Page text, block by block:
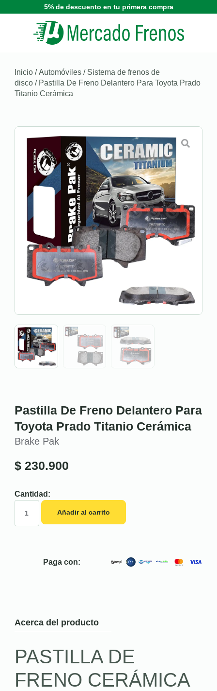
5% de descuento en tu primera compra
Inicio /Automóviles / Sistema de frenos de
disco / Pastilla De Freno Delantero Para Toyota Prado
Titanio Cerámica
Pastilla De Freno Delantero Para
Toyota Prado Titanio Cerámica
Brake Pak
$ 230.900
Cantidad:
Añadir al carrito
Paga con:
Acerca del producto
PASTILLA DE
FRENO CERÁMICA